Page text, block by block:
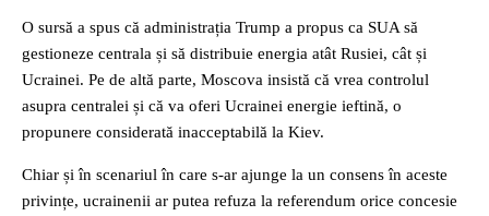
O sursă a spus că administrația Trump a propus ca SUA să
gestioneze centrala și să distribuie energia atât Rusiei, cât și
Ucrainei. Pe de altă parte, Moscova insistă că vrea controlul
asupra centralei și că va oferi Ucrainei energie ieftină, o
propunere considerată inacceptabilă la Kiev.
Chiar și în scenariul în care s-ar ajunge la un consens în aceste
privințe, ucrainenii ar putea refuza la referendum orice concesie